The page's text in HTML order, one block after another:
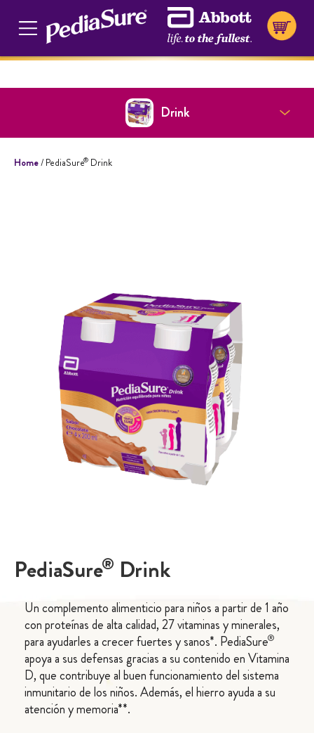
Drink
Home/ PediaSure® Drink
PediaSure® Drink
Un complemento alimenticio para niños a partir de 1 año
con proteínas de alta calidad, 27 vitaminas y minerales,
para ayudarles a crecer fuertes y sanos*. PediaSure®
apoya a sus defensas gracias a su contenido en Vitamina
D, que contribuye al buen funcionamiento del sistema
inmunitario de los niños. Además, el hierro ayuda a su
atención y memoria**.